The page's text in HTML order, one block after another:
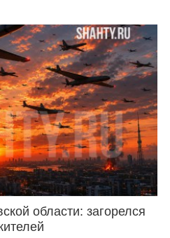
области: загорелся